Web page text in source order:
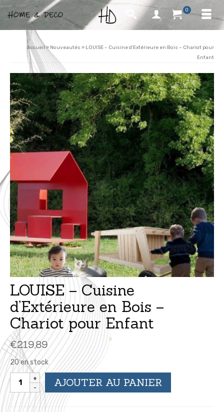
0
Accueil» Nouveautés » LOUISE – Cuisine d’Extérieure en Bois – Chariot pour
Enfant
LOUISE – Cuisine
d’Extérieure en Bois –
Chariot pour Enfant
€219,89
20 en stock
quantité
LOUISE
-
AJOUTER AU PANIER